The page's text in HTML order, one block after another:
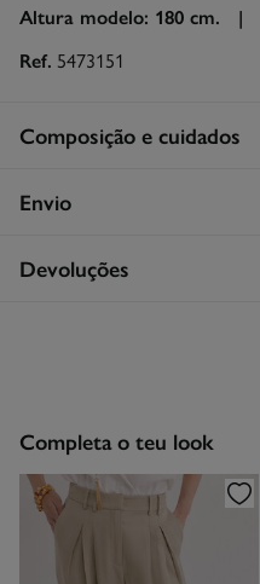
Altura modelo: 180 cm. |
Ref. 5473151
Composição e cuidados
Composição
Cuidados
Proibido limpeza a seco
Envio
STANDARD
Devoluções
Completa o teu look